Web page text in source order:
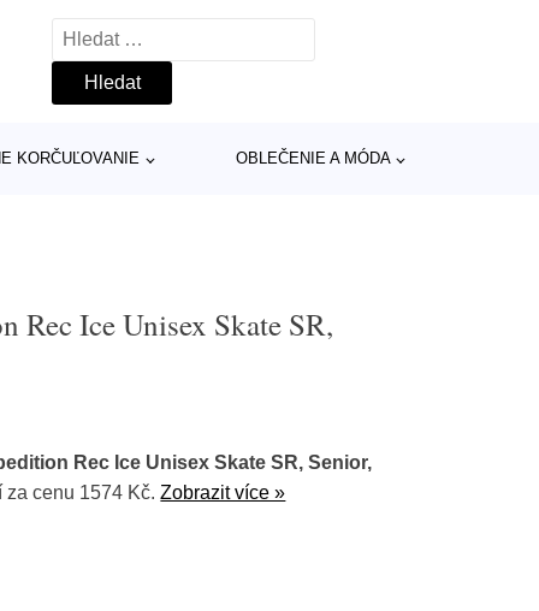
Vyhledávání
KORČUĽOVANIE OBLEČENIE A MÓDA
Rec Ice Unisex Skate SR,
Rec Ice Unisex Skate SR, Senior,
za cenu 1574 Kč.Zobrazit více »